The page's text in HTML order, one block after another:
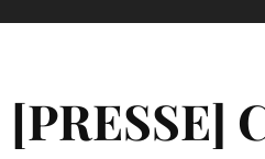
[PRESSE]